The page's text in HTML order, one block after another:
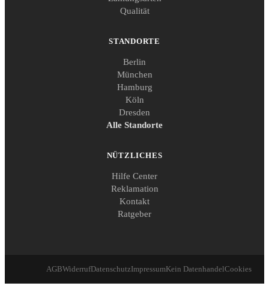
Qualität
STANDORTE
Berlin
München
Hamburg
Köln
Dresden
Alle Standorte
NÜTZLICHES
Hilfe Center
Reklamation
Kontakt
Ratgeber
AGBWiderrufDatenschutzImpressumKein DatenhandelCookies